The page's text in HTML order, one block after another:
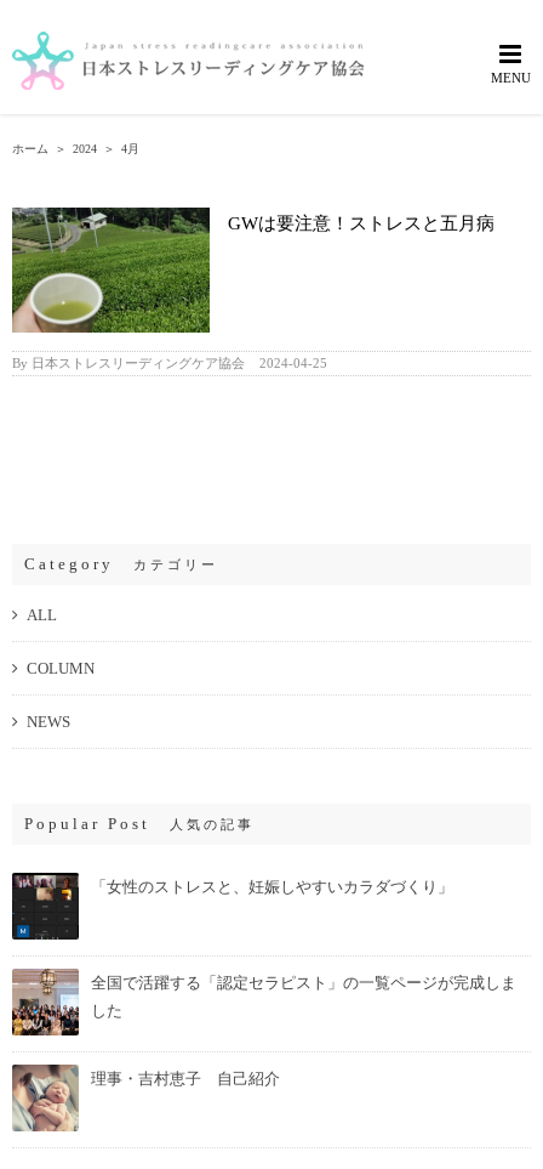
content
ホーム ＞ 2024 ＞ 4月
GWは要注意！ストレスと五月病
By 日本ストレスリーディングケア協会 2024-04-25
Category カテゴリー
ALL
COLUMN
NEWS
Popular Post 人気の記事
「女性のストレスと、妊娠しやすいカラダづくり」
全国で活躍する「認定セラピスト」の一覧ページが完成しま
した
理事・吉村恵子 自己紹介